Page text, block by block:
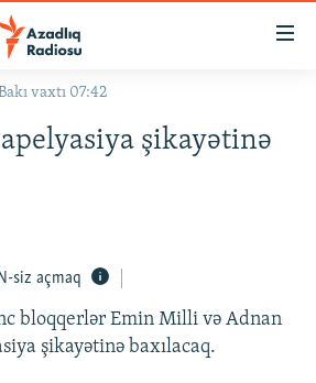
vaxtı 07:42
şikayətinə
siz açmaq
bloqqerlər Emin Milli və Adnan
şikayətinə baxılacaq.